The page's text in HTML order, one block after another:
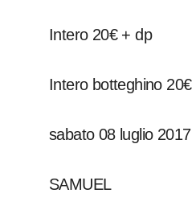
Intero 20€ + dp
Intero botteghino 20€
sabato 08 luglio 2017
SAMUEL